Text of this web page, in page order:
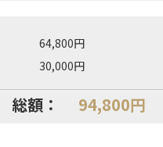
64,800円
30,000円
総額： 94,800円